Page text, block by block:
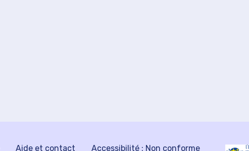
Aide et contact Accessibilité : Non conforme